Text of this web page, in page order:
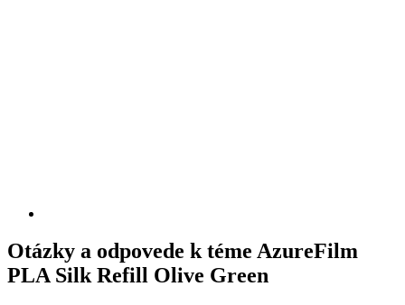
Otázky a odpovede k téme AzureFilm
PLA Silk Refill Olive Green